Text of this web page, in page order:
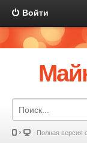
Войти
Полная версия